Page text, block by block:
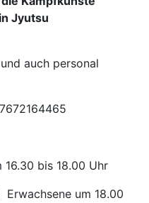
Jyutsu
auch personal
bis 18.00 Uhr
um 18.00